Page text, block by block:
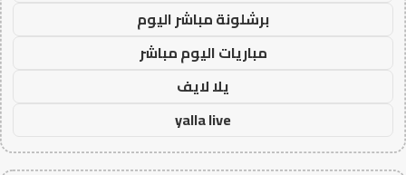
برشلونة مباشر اليوم
مباريات اليوم مباشر
يلا لايف
yalla live